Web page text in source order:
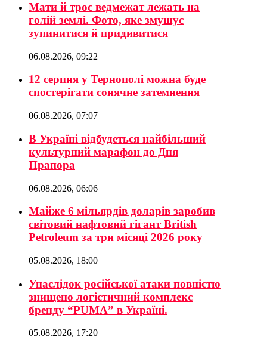
Мати й троє ведмежат лежать на
голій землі. Фото, яке змушує
зупинитися й придивитися
06.08.2026, 09:22
12 серпня у Тернополі можна буде
спостерігати сонячне затемнення
06.08.2026, 07:07
В Україні відбудеться найбільший
культурний марафон до Дня
Прапора
06.08.2026, 06:06
Майже 6 мільярдів доларів заробив
світовий нафтовий гігант British
Petroleum за три місяці 2026 року
05.08.2026, 18:00
Унаслідок російської атаки повністю
знищено логістичний комплекс
бренду “PUMA” в Україні.
05.08.2026, 17:20